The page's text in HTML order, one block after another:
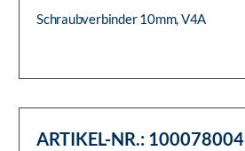
Schraubverbinder 10mm, V4A
ARTIKEL-NR.: 100078004